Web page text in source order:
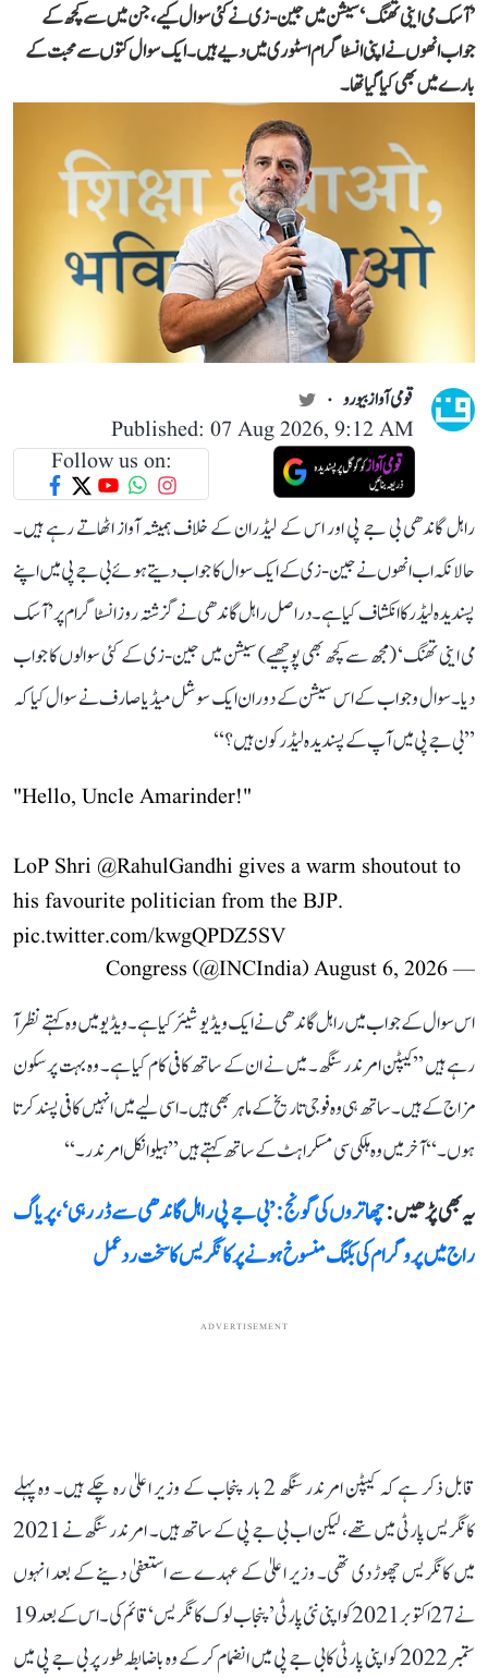
’آسک می اینی تھنگ‘ سیشن میں جین-زی نے کئی سوال کیے، جن میں سے کچھ کے
جواب انھوں نے اپنی انسٹاگرام اسٹوری میں دیے ہیں۔ ایک سوال کتوں سے محبت کے
بارے میں بھی کیا گیا تھا۔
قومی آواز بیورو
Published: 07 Aug 2026, 9:12 AM
Follow us on:
راہل گاندھی بی جے پی اور اس کے لیڈران کے خلاف ہمیشہ آواز اٹھاتے رہے ہیں۔
حالانکہ اب انھوں نے جین-زی کے ایک سوال کا جواب دیتے ہوئے بی جے پی میں اپنے
پسندیدہ لیڈر کا انکشاف کیا ہے۔ دراصل راہل گاندھی نے گزشتہ روز انسٹاگرام پر ’آسک
می اینی تھنگ‘ (مجھ سے کچھ بھی پوچھیے) سیشن میں جین-زی کے کئی سوالوں کا جواب
دیا۔ سوال و جواب کے اس سیشن کے دوران ایک سوشل میڈیا صارف نے سوال کیا کہ
’’بی جے پی میں آپ کے پسندیدہ لیڈر کون ہیں؟‘‘
"Hello, Uncle Amarinder!"
LoP Shri @RahulGandhi gives a warm shoutout to
his favourite politician from the BJP.
pic.twitter.com/kwgQPDZ5SV
— Congress (@INCIndia)
August 6, 2026
اس سوال کے جواب میں راہل گاندھی نے ایک ویڈیو شیئر کیا ہے۔ ویڈیو میں وہ کہتے نظر آ
رہے ہیں ’’کیپٹن امرندر سنگھ۔ میں نے ان کے ساتھ کافی کام کیا ہے۔ وہ بہت پرسکون
مزاج کے ہیں۔ ساتھ ہی وہ فوجی تاریخ کے ماہر بھی ہیں۔ اسی لیے میں انہیں کافی پسند کرتا
ہوں۔‘‘ آخر میں وہ ہلکی سی مسکراہٹ کے ساتھ کہتے ہیں ’’ہیلو انکل امرندر۔‘‘
یہ بھی پڑھیں :چھاتروں کی گونج: ’بی جے پی راہل گاندھی سے ڈر رہی‘، پریاگ
راج میں پروگرام کی بکنگ منسوخ ہونے پر کانگریس کا سخت ردعمل
ADVERTISEMENT
قابل ذکر ہے کہ کیپٹن امرندر سنگھ 2 بار پنجاب کے وزیر اعلیٰ رہ چکے ہیں۔ وہ پہلے
کانگریس پارٹی میں تھے، لیکن اب بی جے پی کے ساتھ ہیں۔ امرندر سنگھ نے 2021
میں کانگریس چھوڑ دی تھی۔ وزیر اعلیٰ کے عہدے سے استعفیٰ دینے کے بعد انہوں
نے 27 اکتوبر 2021 کو اپنی نئی پارٹی ’پنجاب لوک کانگریس‘ قائم کی۔ اس کے بعد 19
ستمبر 2022 کو اپنی پارٹی کا بی جے پی میں انضمام کر کے وہ باضابطہ طور پر بی جے پی میں